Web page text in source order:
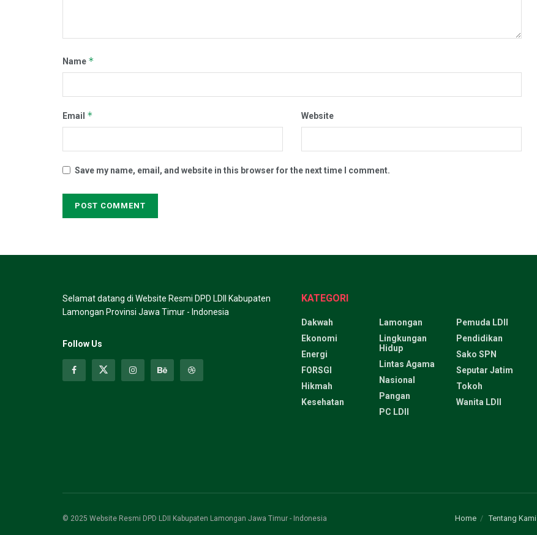
Name *
Email * Website
Save my name, email, and website in this browser for the next time I comment.
Selamat datang di Website Resmi DPD LDII Kabupaten
Lamongan Provinsi Jawa Timur - Indonesia
Follow Us
KATEGORI
Dakwah
Ekonomi
Energi
FORSGI
Hikmah
Kesehatan
Lamongan
Lingkungan
Hidup
Lintas Agama
Nasional
Pangan
PC LDII
Pemuda LDII
Pendidikan
Sako SPN
Seputar Jatim
Tokoh
Wanita LDII
Home Tentang Kami
© 2025 Website Resmi DPD LDII Kabupaten Lamongan Jawa Timur - Indonesia